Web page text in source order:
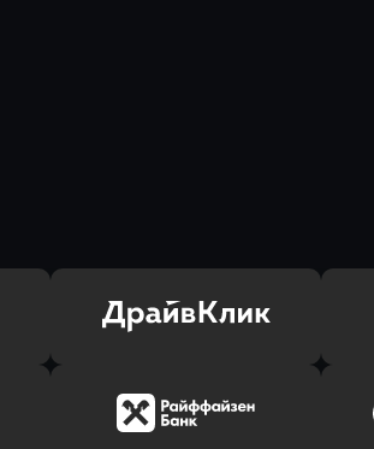
Оправить заявку
в Драйв Клик Банк